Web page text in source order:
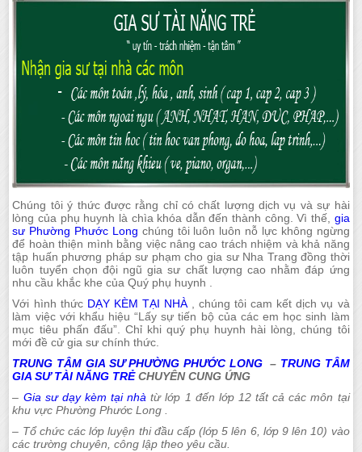
Chúng tôi ý thức được rằng chỉ có chất lượng dịch vụ và sự hài
lòng của phụ huynh là chìa khóa dẫn đến thành công. Vì thế, gia
sư Phường Phước Long chúng tôi luôn luôn nỗ lực không ngừng
để hoàn thiện mình bằng việc nâng cao trách nhiệm và khả năng
tập huấn phương pháp sư phạm cho gia sư Nha Trang đồng thời
luôn tuyển chọn đội ngũ gia sư chất lượng cao nhằm đáp ứng
nhu cầu khắc khe của Quý phụ huynh .
Với hình thức DẠY KÈM TẠI NHÀ, chúng tôi cam kết dịch vụ và
làm việc với khẩu hiệu “Lấy sự tiến bộ của các em học sinh làm
mục tiêu phấn đấu”. Chỉ khi quý phụ huynh hài lòng, chúng tôi
mới đề cử gia sư chính thức.
TRUNG TÂM GIA SƯ PHƯỜNG PHƯỚC LONG– TRUNG TÂM
GIA SƯ TÀI NĂNG TRẺCHUYÊN CUNG ỨNG
– Gia sư dạy kèm tại nhà từ lớp 1 đến lớp 12 tất cả các môn tại
khu vực Phường Phước Long .
– Tổ chức các lớp luyện thi đầu cấp (lớp 5 lên 6, lớp 9 lên 10) vào
các trường chuyên, công lập theo yêu cầu.